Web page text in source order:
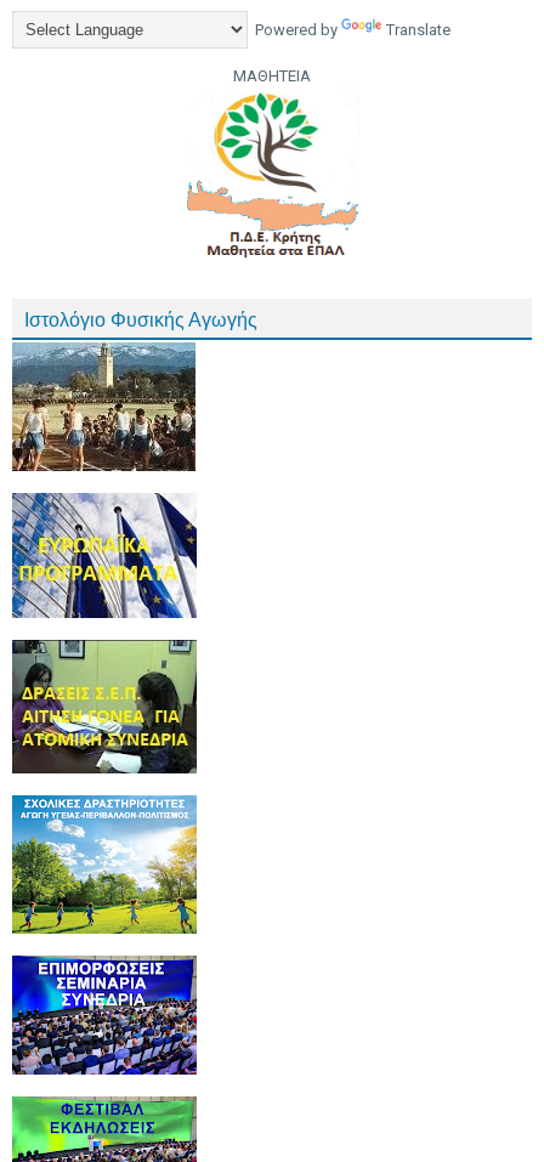
Powered by Translate
ΜΑΘΗΤΕΙΑ
Ιστολόγιο Φυσικής Αγωγής